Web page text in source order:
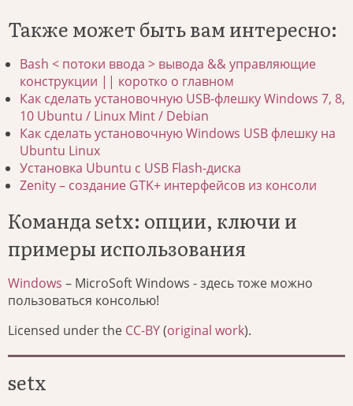
Также может быть вам интересно:
Bash < потоки ввода > вывода && управляющие
конструкции || коротко о главном
Как сделать установочную USB-флешку Windows 7, 8,
10 Ubuntu / Linux Mint / Debian
Как сделать установочную Windows USB флешку на
Ubuntu Linux
Установка Ubuntu с USB Flash-диска
Zenity – создание GTK+ интерфейсов из консоли
Команда setx: опции, ключи и
примеры использования
Windows – MicroSoft Windows - здесь тоже можно
пользоваться консолью!
Licensed under the CC-BY(original work).
setx